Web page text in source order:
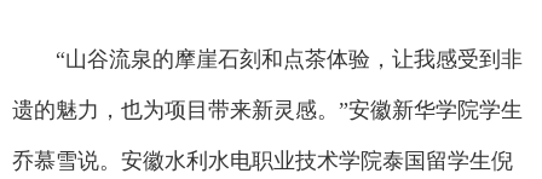
“山谷流泉的摩崖石刻和点茶体验，让我感受到非
遗的魅力，也为项目带来新灵感。”安徽新华学院学生
乔慕雪说。安徽水利水电职业技术学院泰国留学生倪